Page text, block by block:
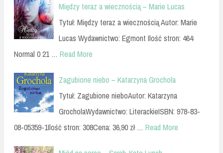
Między teraz a wiecznością – Marie Lucas
Tytuł: Między teraz a wiecznością Autor: Marie
Lucas Wydawnictwo: Egmont Ilość stron: 464
Normal 0 21 … Read More
Zagubione niebo – Katarzyna Grochola
Tytuł: Zagubione nieboAutor: Katarzyna
GrocholaWydawnictwo: LiterackieISBN: 978-83-
08-05359-1Ilość stron: 308Cena: 36,90 zł … Read More